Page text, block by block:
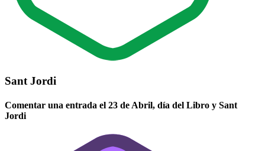
Sant Jordi
Comentar una entrada el 23 de Abril, día del Libro y Sant
Jordi